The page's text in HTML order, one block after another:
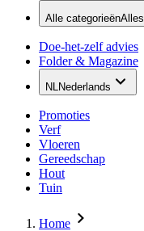
Alle categorieënAlles
Doe-het-zelf advies
Folder & Magazine
NLNederlands
Promoties
Verf
Vloeren
Gereedschap
Hout
Tuin
Home